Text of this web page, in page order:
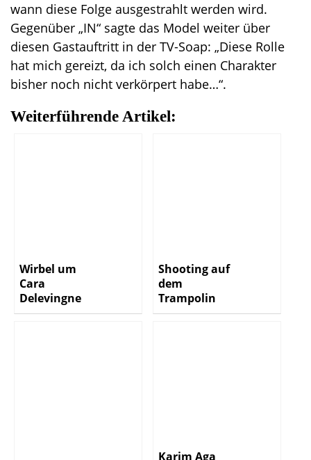
wann diese Folge ausgestrahlt werden wird.
Gegenüber „IN“ sagte das Model weiter über
diesen Gastauftritt in der TV-Soap: „Diese Rolle
hat mich gereizt, da ich solch einen Charakter
bisher noch nicht verkörpert habe…“.
Weiterführende Artikel:
Wirbel um
Cara
Delevingne
Shooting auf
dem
Trampolin
Karim Aga